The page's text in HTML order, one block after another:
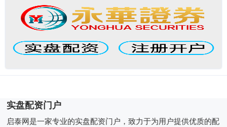
实盘配资门户
启泰网是一家专业的实盘配资门户，致力于为用户提供优质的配